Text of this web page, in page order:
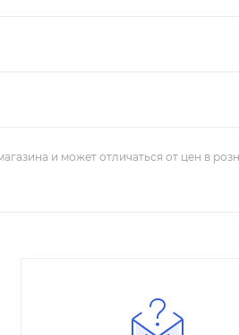
и может отличаться от цен в